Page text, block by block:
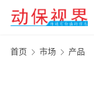
首页 市场 产品